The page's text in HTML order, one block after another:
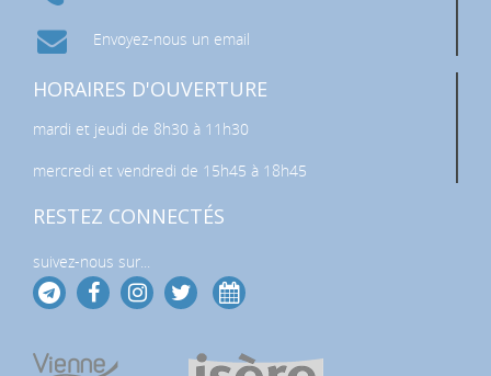
Envoyez-nous un email
HORAIRES D'OUVERTURE
mardi et jeudi de 8h30 à 11h30
mercredi et vendredi de 15h45 à 18h45
RESTEZ CONNECTÉS
suivez-nous sur...